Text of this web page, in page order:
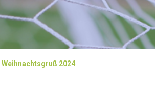
Weihnachtsgruß 2024